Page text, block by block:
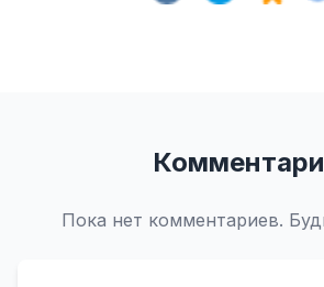
Пока нет комментариев.